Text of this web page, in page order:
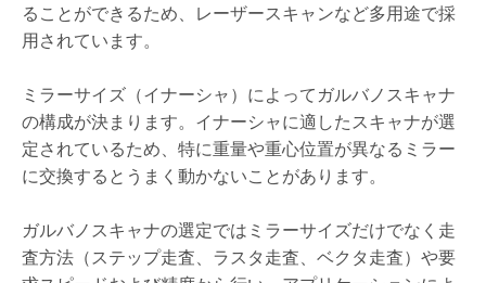
ることができるため、レーザースキャンなど多用途で採
用されています。
ミラーサイズ（イナーシャ）によってガルバノスキャナ
の構成が決まります。イナーシャに適したスキャナが選
定されているため、特に重量や重心位置が異なるミラー
に交換するとうまく動かないことがあります。
ガルバノスキャナの選定ではミラーサイズだけでなく走
査方法（ステップ走査、ラスタ走査、ベクタ走査）や要